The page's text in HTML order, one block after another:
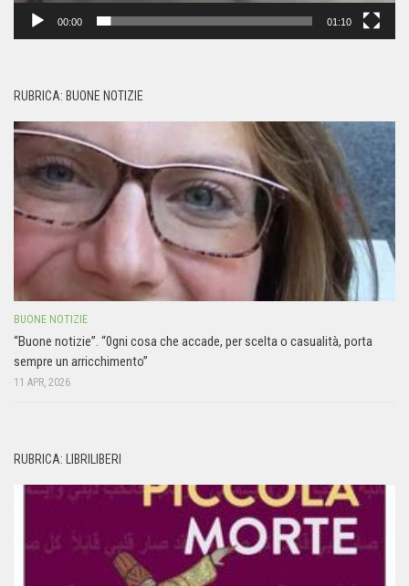
00:00 01:10
RUBRICA: BUONE NOTIZIE
BUONE NOTIZIE
“Buone notizie”. “0gni cosa che accade, per scelta o casualità, porta
sempre un arricchimento”
11 APR, 2026
RUBRICA: LIBRILIBERI